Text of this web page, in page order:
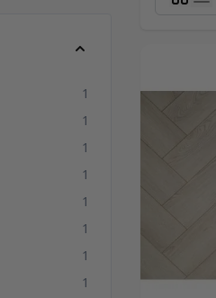
1
products available
1
1
1
1
1
1
1 products available